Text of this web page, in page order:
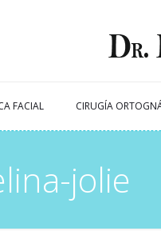
FACIAL CIRUGÍA
jolie